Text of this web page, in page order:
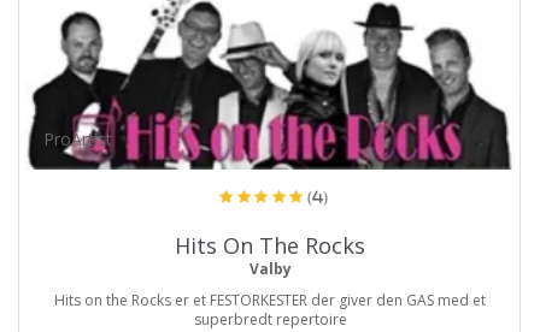
ProArtist
(4)
Hits On The Rocks
Valby
Hits on the Rocks er et FESTORKESTER der giver den GAS med et
superbredt repertoire